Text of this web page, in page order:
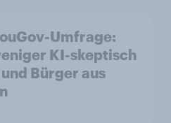
Umfrage:
KI-skeptisch
Bürger aus